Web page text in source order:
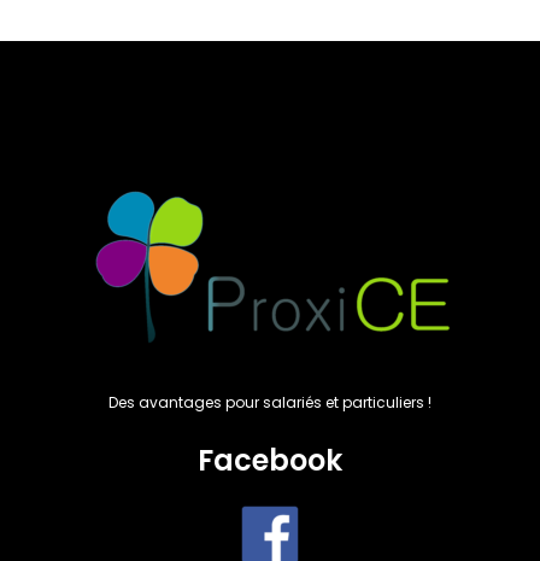
Des avantages pour salariés et particuliers !
Facebook